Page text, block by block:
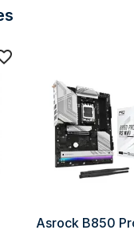
Asrock B850